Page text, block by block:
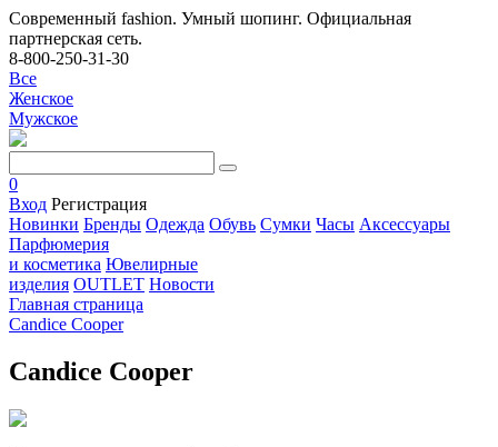
Современный fashion. Умный шопинг. Официальная
партнерская сеть.
8-800-250-31-30
Все
Женское
Мужское
0
Вход Регистрация
Новинки Бренды Одежда Обувь Сумки Часы Аксессуары
Парфюмерия
и косметика Ювелирные
изделия OUTLET Новости
Главная страница
Candice Cooper
Candice Cooper